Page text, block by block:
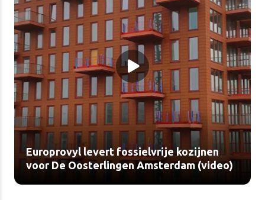
Europrovyl levert fossielvrije kozijnen
voor De Oosterlingen Amsterdam (video)